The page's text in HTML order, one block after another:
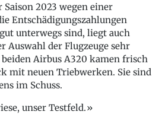
2023 wegen einer
Entschädigungszahlungen
unterwegs sind, liegt auch
Auswahl der Flugzeuge sehr
Airbus A320 kamen frisch
mit neuen Triebwerken. Sie sind
im Schuss.
unser Testfeld.